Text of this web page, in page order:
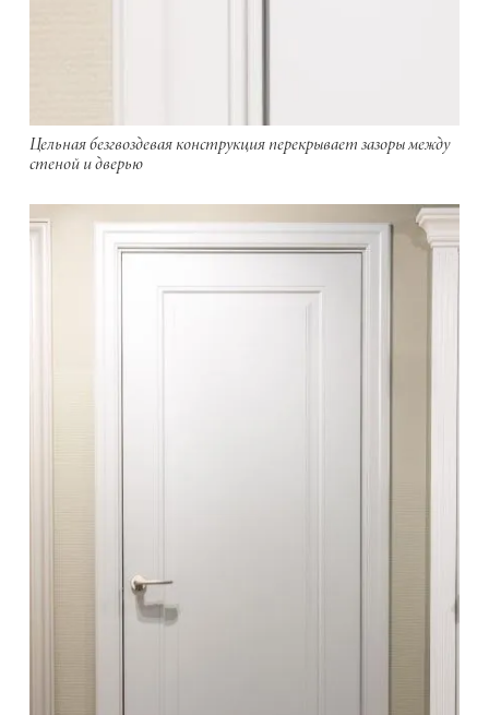
Цельная безгвоздевая конструкция перекрывает зазоры между
стеной и дверью